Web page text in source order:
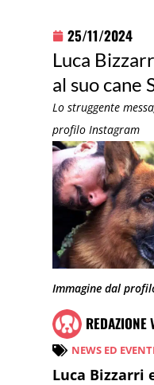
25/11/2024
Luca
al suo cane
Lo struggente
profilo Instagram
Immagine dal
REDAZIONE
NEWS ED
Luca Bizzarri